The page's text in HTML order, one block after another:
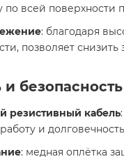
по всей поверхности
: благодаря
позволяет снизить
безопасность
резистивный кабель
и
: медная оплётка